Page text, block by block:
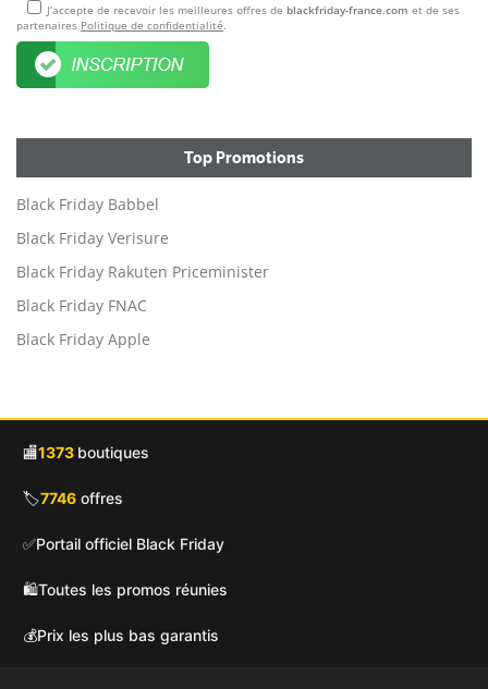
J’accepte de recevoir les meilleures offres de blackfriday-france.com et de ses
partenaires Politique de confidentialité
Top Promotions
Black Friday Babbel
Black Friday Verisure
Black Friday Rakuten Priceminister
Black Friday FNAC
Black Friday Apple
🏬1373 boutiques
🏷️7746 offres
✅Portail officiel Black Friday
🛍️Toutes les promos réunies
💰Prix les plus bas garantis